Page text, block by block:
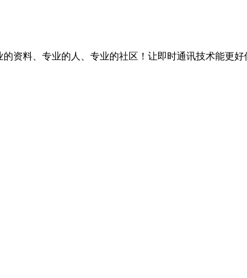
资料、专业的人、专业的社区！让即时通讯技术能更好